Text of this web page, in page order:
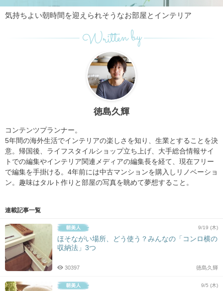
気持ちよい朝時間を迎えられそうなお部屋とインテリア
Written by
徳島久輝
コンテンツプランナー。
5年間の海外生活でインテリアの楽しさを知り、 生業とすることを決
意。帰国後、 ライフスタイルショップ立ち上げ、 大手総合情報サイ
トでの編集やインテリア関連メディアの編集長を経て、現在フリー
で編集を手掛ける。 4年前には中古マンションを購入しリノベーショ
ン。 趣味はタルト作りと部屋の写真を眺めて夢想すること。
連載記事一覧
9/19 (木)
ほそながい場所、どう使う？みんなの「コンロ横の
収納法」3つ
徳島久輝
30397
9/5 (木)